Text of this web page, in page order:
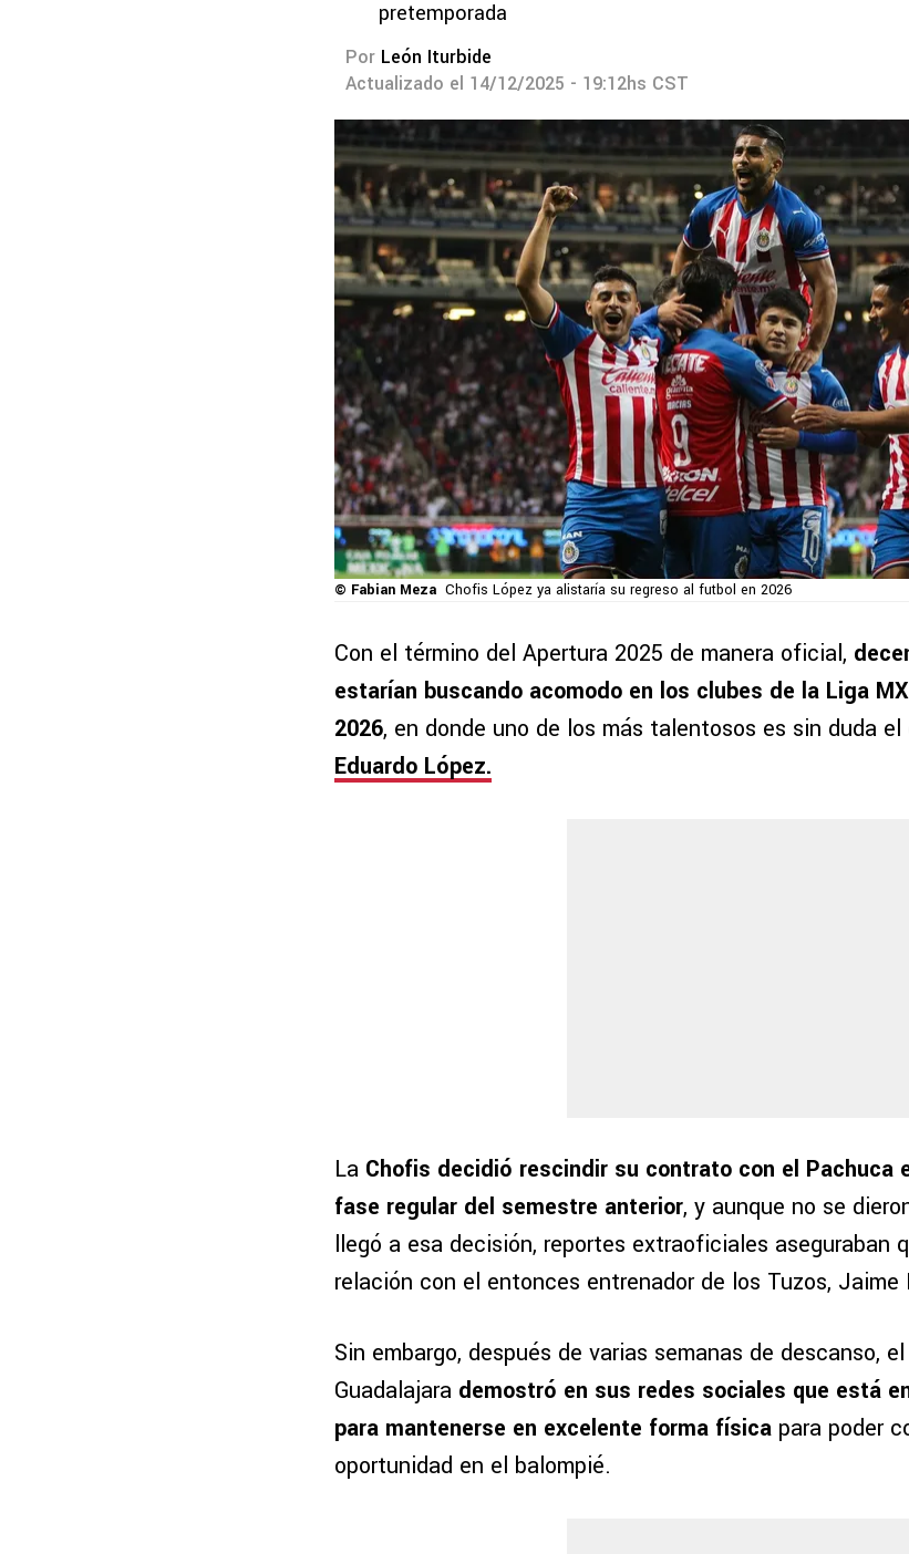
pretemporada
Por León Iturbide
Actualizado el 14/12/2025 - 19:12hs CST
© Fabian Meza Chofis López ya alistaría su regreso al futbol en 2026
Con el término del Apertura 2025 de manera oficial,
estarían buscando acomodo en los clubes de la Liga
2026, en donde uno de los más talentosos es sin duda
Eduardo López.
La Chofis decidió rescindir su contrato con el Pachuca
fase regular del semestre anterior, y aunque no se
llegó a esa decisión, reportes extraoficiales aseguraban
relación con el entonces entrenador de los Tuzos, Jaime
Sin embargo, después de varias semanas de descanso,
Guadalajara demostró en sus redes sociales que está
para mantenerse en excelente forma física para poder
oportunidad en el balompié.